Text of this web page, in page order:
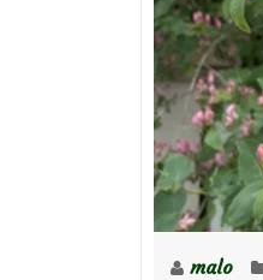
malo